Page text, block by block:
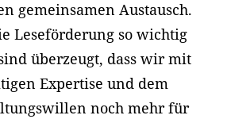
gemeinsamen Austausch.
Leseförderung so wichtig
überzeugt, dass wir mit
Expertise und dem
noch mehr für